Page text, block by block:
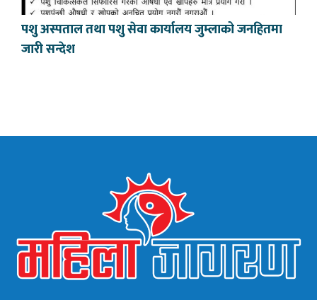
पशु अस्पताल तथा पशु सेवा कार्यालय जुम्लाको जनहितमा
जारी सन्देश